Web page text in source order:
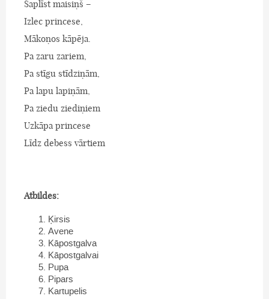
Saplīst maisiņš –
Izlec princese,
Mākoņos kāpēja.
Pa zaru zariem,
Pa stīgu stīdziņām,
Pa lapu lapiņām,
Pa ziedu ziediņiem
Uzkāpa princese
Līdz debess vārtiem
Atbildes:
Ķirsis
Avene
Kāpostgalva
Kāpostgalvai
Pupa
Pipars
Kartupelis